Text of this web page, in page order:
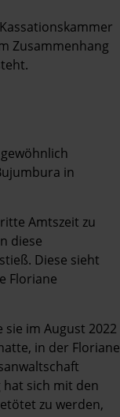
Zusammenhang
in
Amtszeit zu
diese
Diese sieht
Floriane
im August 2022
in der Floriane
sich mit den
zu werden,